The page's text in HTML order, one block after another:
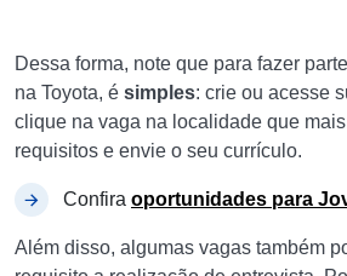
Dessa forma, note que para fazer
na Toyota, é simples: crie ou acesse
clique na vaga na localidade que
requisitos e envie o seu currículo.
Confira oportunidades para
Além disso, algumas vagas também